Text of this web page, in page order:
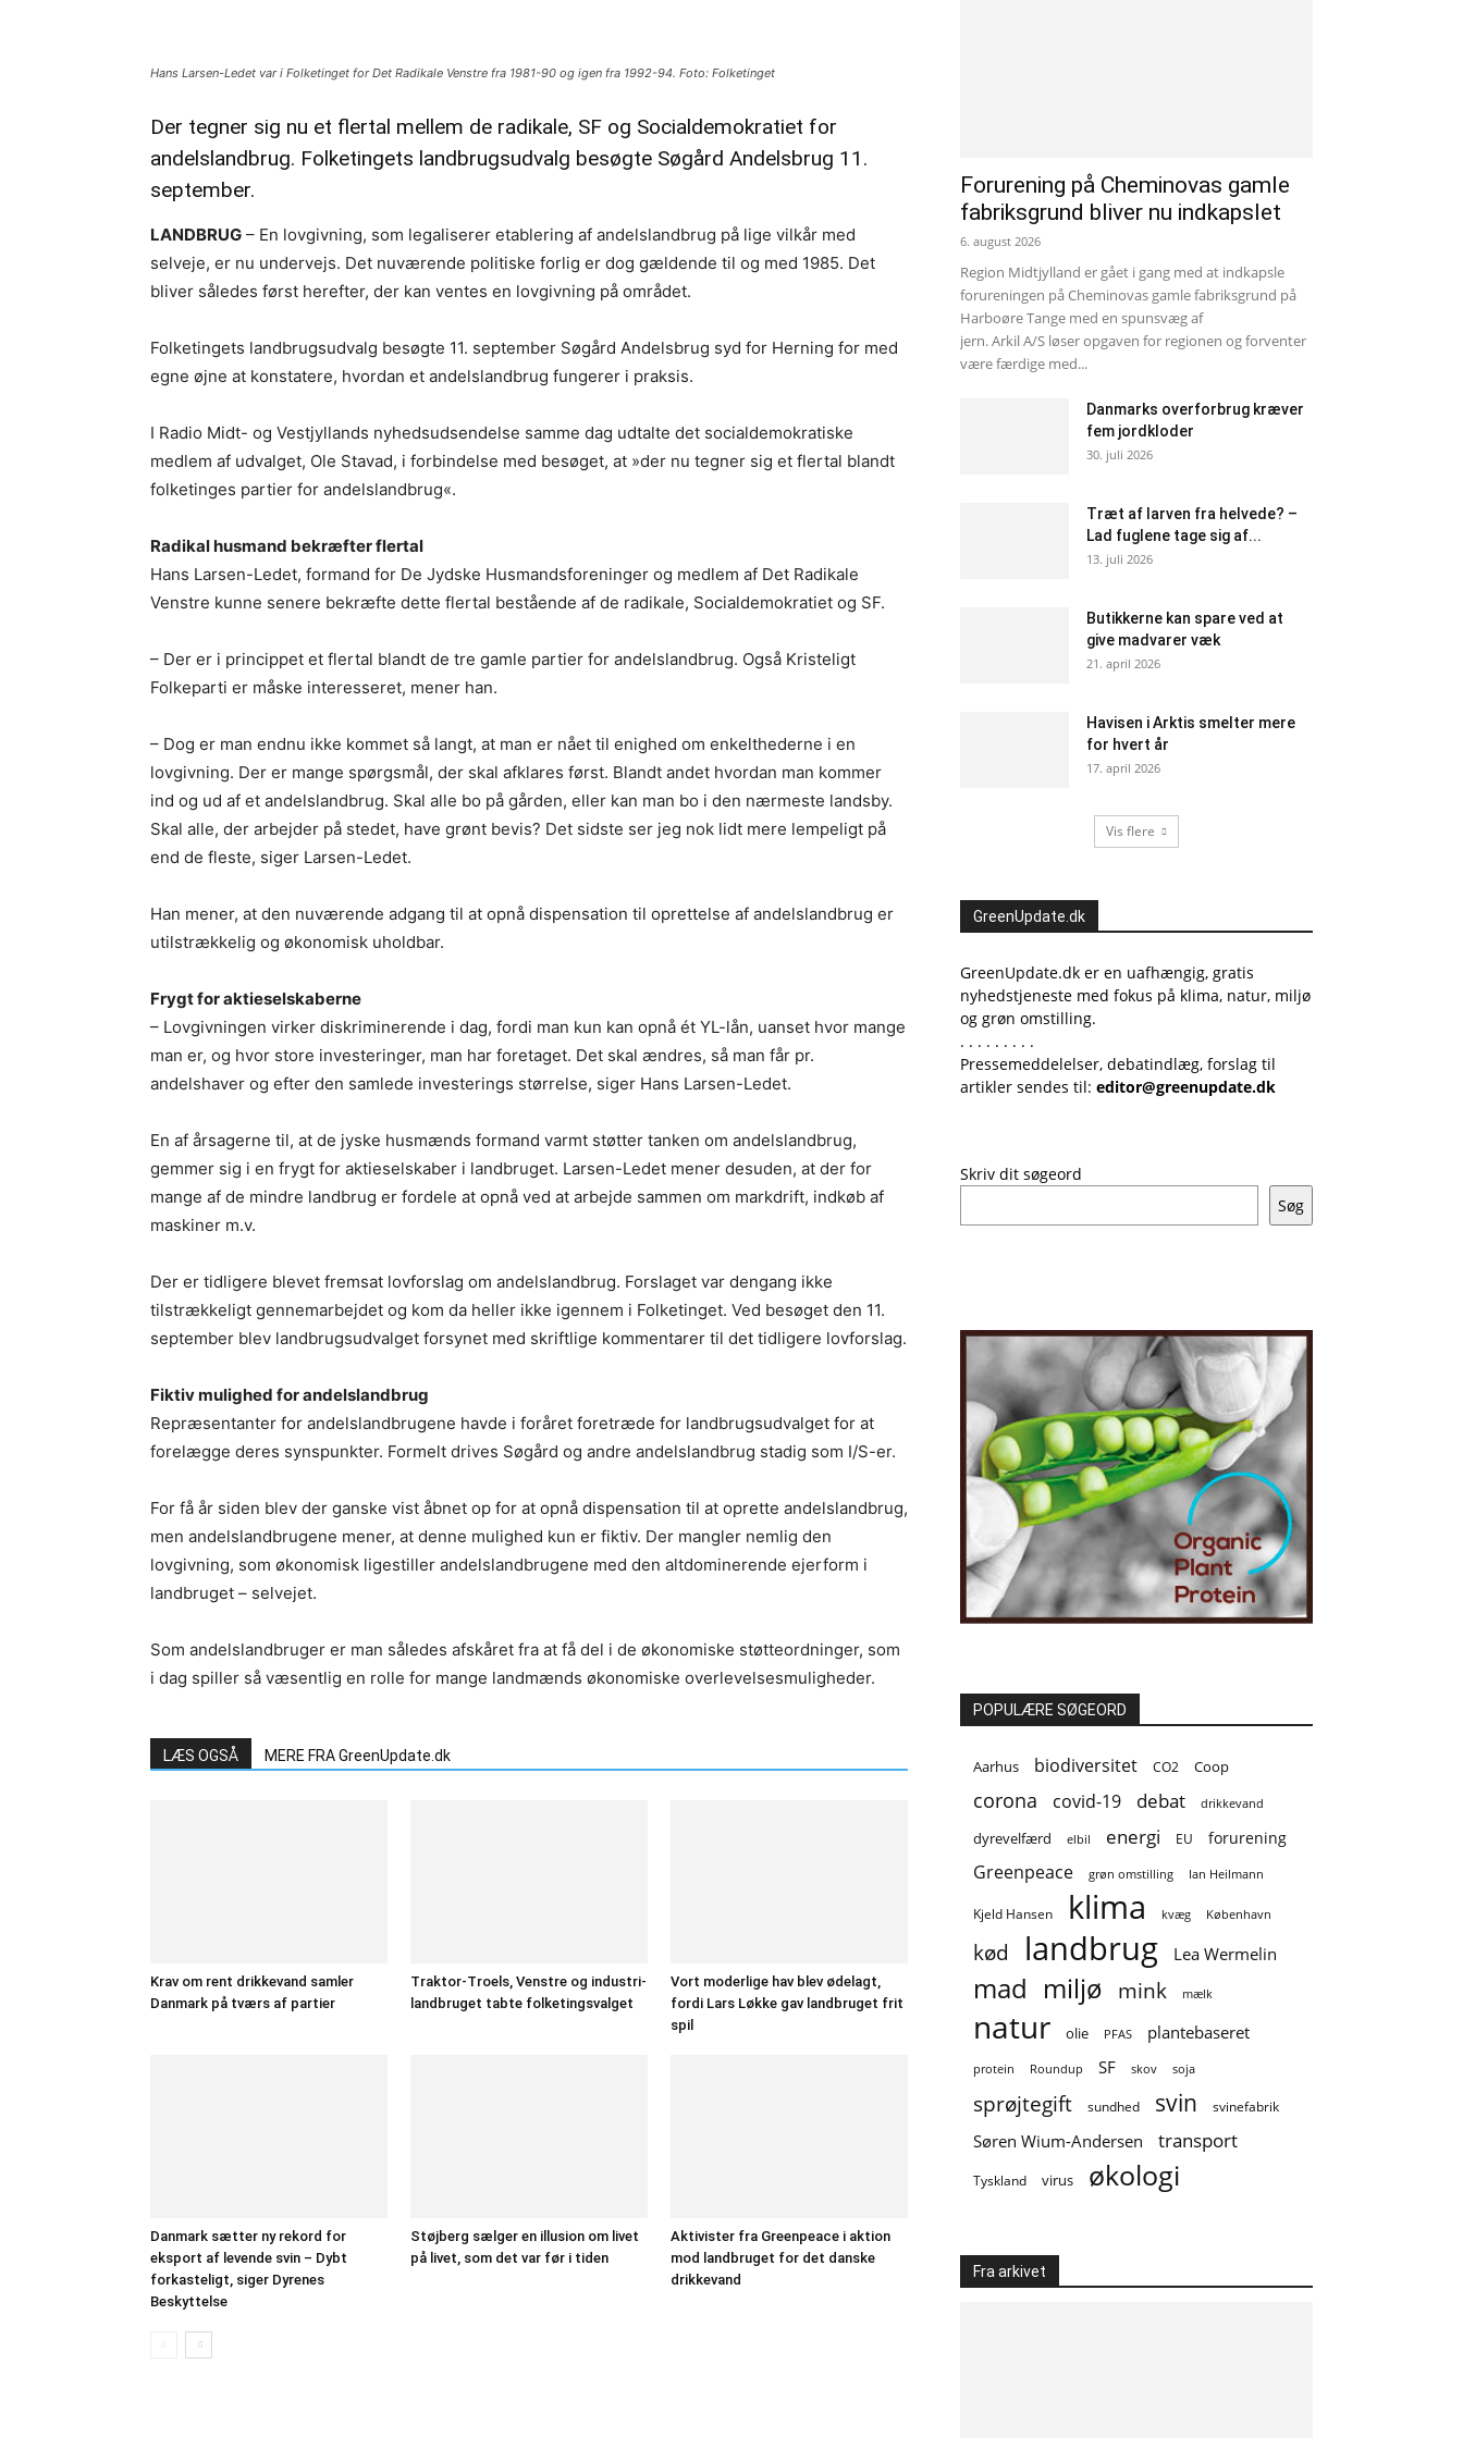
Hans Larsen-Ledet var i Folketinget for Det Radikale Venstre fra 1981-90 og igen fra 1992-94. Foto: Folketinget
Der tegner sig nu et flertal mellem de radikale, SF og Socialdemokratiet for
andelslandbrug. Folketingets landbrugsudvalg besøgte Søgård Andelsbrug 11.
september.
LANDBRUG – En lovgivning, som legaliserer etablering af andelslandbrug på lige vilkår med
selveje, er nu undervejs. Det nuværende politiske forlig er dog gældende til og med 1985. Det
bliver således først herefter, der kan ventes en lovgivning på området.
Folketingets landbrugsudvalg besøgte 11. september Søgård Andelsbrug syd for Herning for med
egne øjne at konstatere, hvordan et andelslandbrug fungerer i praksis.
I Radio Midt- og Vestjyllands nyhedsudsendelse samme dag udtalte det socialdemokratiske
medlem af udvalget, Ole Stavad, i forbindelse med besøget, at »der nu tegner sig et flertal blandt
folketinges partier for andelslandbrug«.
Radikal husmand bekræfter flertal
Hans Larsen-Ledet, formand for De Jydske Husmandsforeninger og medlem af Det Radikale
Venstre kunne senere bekræfte dette flertal bestående af de radikale, Socialdemokratiet og SF.
– Der er i princippet et flertal blandt de tre gamle partier for andelslandbrug. Også Kristeligt
Folkeparti er måske interesseret, mener han.
– Dog er man endnu ikke kommet så langt, at man er nået til enighed om enkelthederne i en
lovgivning. Der er mange spørgsmål, der skal afklares først. Blandt andet hvordan man kommer
ind og ud af et andelslandbrug. Skal alle bo på gården, eller kan man bo i den nærmeste landsby.
Skal alle, der arbejder på stedet, have grønt bevis? Det sidste ser jeg nok lidt mere lempeligt på
end de fleste, siger Larsen-Ledet.
Han mener, at den nuværende adgang til at opnå dispensation til oprettelse af andelslandbrug er
utilstrækkelig og økonomisk uholdbar.
Frygt for aktieselskaberne
– Lovgivningen virker diskriminerende i dag, fordi man kun kan opnå ét YL-lån, uanset hvor mange
man er, og hvor store investeringer, man har foretaget. Det skal ændres, så man får pr.
andelshaver og efter den samlede investerings størrelse, siger Hans Larsen-Ledet.
En af årsagerne til, at de jyske husmænds formand varmt støtter tanken om andelslandbrug,
gemmer sig i en frygt for aktieselskaber i landbruget. Larsen-Ledet mener desuden, at der for
mange af de mindre landbrug er fordele at opnå ved at arbejde sammen om markdrift, indkøb af
maskiner m.v.
Der er tidligere blevet fremsat lovforslag om andelslandbrug. Forslaget var dengang ikke
tilstrækkeligt gennemarbejdet og kom da heller ikke igennem i Folketinget. Ved besøget den 11.
september blev landbrugsudvalget forsynet med skriftlige kommentarer til det tidligere lovforslag.
Fiktiv mulighed for andelslandbrug
Repræsentanter for andelslandbrugene havde i foråret foretræde for landbrugsudvalget for at
forelægge deres synspunkter. Formelt drives Søgård og andre andelslandbrug stadig som I/S-er.
For få år siden blev der ganske vist åbnet op for at opnå dispensation til at oprette andelslandbrug,
men andelslandbrugene mener, at denne mulighed kun er fiktiv. Der mangler nemlig den
lovgivning, som økonomisk ligestiller andelslandbrugene med den altdominerende ejerform i
landbruget – selvejet.
Som andelslandbruger er man således afskåret fra at få del i de økonomiske støtteordninger, som
i dag spiller så væsentlig en rolle for mange landmænds økonomiske overlevelsesmuligheder.
LÆS OGSÅ MERE FRA GreenUpdate.dk
Krav om rent drikkevand samler
Danmark på tværs af partier
Traktor-Troels, Venstre og industri-
landbruget tabte folketingsvalget
Vort moderlige hav blev ødelagt,
fordi Lars Løkke gav landbruget frit
spil
Danmark sætter ny rekord for
eksport af levende svin – Dybt
forkasteligt, siger Dyrenes
Beskyttelse
Støjberg sælger en illusion om livet
på livet, som det var før i tiden
Aktivister fra Greenpeace i aktion
mod landbruget for det danske
drikkevand
Forurening på Cheminovas gamle
fabriksgrund bliver nu indkapslet
6. august 2026
Region Midtjylland er gået i gang med at indkapsle
forureningen på Cheminovas gamle fabriksgrund på
Harboøre Tange med en spunsvæg af
jern. Arkil A/S løser opgaven for regionen og forventer
være færdige med...
Danmarks overforbrug kræver
fem jordkloder
30. juli 2026
Træt af larven fra helvede? –
Lad fuglene tage sig af...
13. juli 2026
Butikkerne kan spare ved at
give madvarer væk
21. april 2026
Havisen i Arktis smelter mere
for hvert år
17. april 2026
Vis flere
GreenUpdate.dk
GreenUpdate.dk er en uafhængig, gratis
nyhedstjeneste med fokus på klima, natur, miljø
og grøn omstilling.
. . . . . . . . .
Pressemeddelelser, debatindlæg, forslag til
artikler sendes til: editor@greenupdate.dk
Skriv dit søgeord
Søg
POPULÆRE SØGEORD
Aarhus biodiversitet CO2 Coop
corona covid-19 debat drikkevand
dyrevelfærd elbil energi EU forurening
Greenpeace grøn omstilling Ian Heilmann
Kjeld Hansen klima kvæg København
kød landbrug Lea Wermelin
mad miljø mink mælk
natur olie PFAS plantebaseret
protein Roundup SF skov soja
sprøjtegift sundhed svin svinefabrik
Søren Wium-Andersen transport
Tyskland virus økologi
Fra arkivet